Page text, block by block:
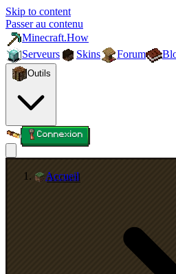
Skip to content
Passer au contenu
Minecraft.How
Serveurs
Skins Forum
Outils
Connexion
Accueil